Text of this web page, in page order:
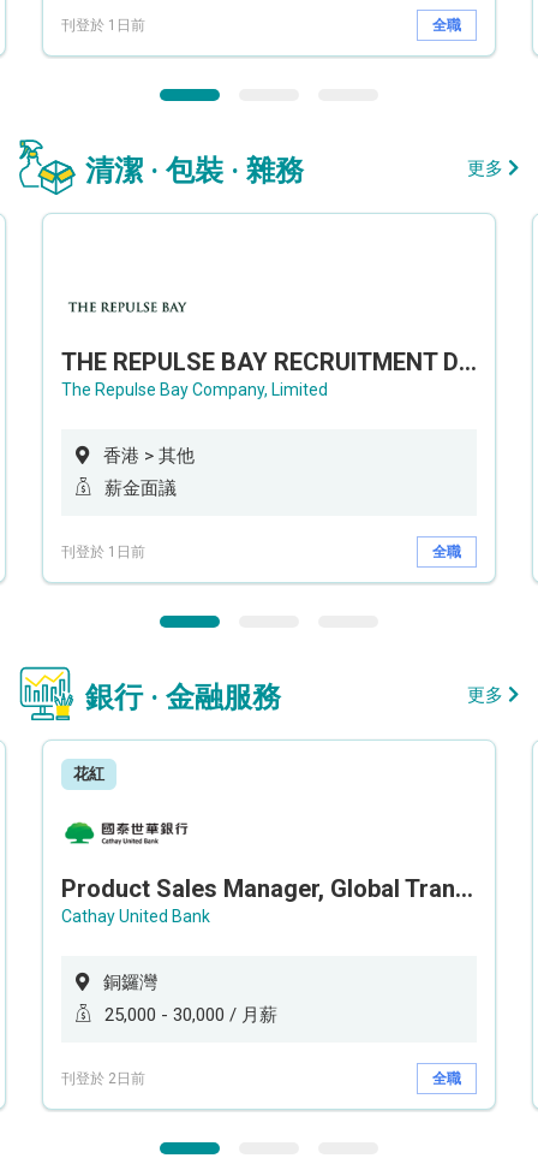
刊登於 1日前 全職
清潔 · 包裝 · 雜務 更多
THE REPULSE BAY RECRUITMENT DAY 淺水灣影灣園人才招聘會
The Repulse Bay Company, Limited
香港 > 其他
薪金面議
刊登於 1日前 全職
銀行 · 金融服務 更多
花紅
Product Sales Manager, Global Transaction Service (GTS)
Cathay United Bank
銅鑼灣
25,000 - 30,000 / 月薪
刊登於 2日前 全職